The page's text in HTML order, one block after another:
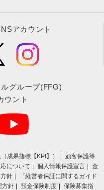
アカウント
グループ(FFG)
ウント
成果指標【KPI】）
顧客保護等
について 個人情報保護宣言
金
針
「経営者保証に関するガイド
方針 預金保険制度 保険募集指